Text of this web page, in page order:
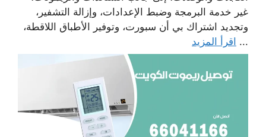
غير خدمة البرمجة وضبط الإعدادات، وإزالة التشفير،
وتجديد اشتراك بي أن سبورت، وتوفير الأطباق اللاقطة،
... اقرأ المزيد